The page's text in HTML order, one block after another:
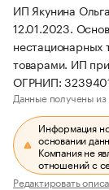
ИП Якунина
12.01.2023.
нестационарных
товарами. ИП
ОГРНИП:
Данные получены из
Информация
основании
Компания не
отношений с
Редактировать